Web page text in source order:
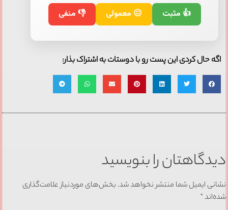
👍 مثبت 😐 معمولی 👎 منفی
اگه حال کردی این پست رو با دوستات به اشتراک بذار:
دیدگاهتان را بنویسید
نشانی ایمیل شما منتشر نخواهد شد. بخش‌های موردنیاز علامت‌گذاری
شده‌اند*